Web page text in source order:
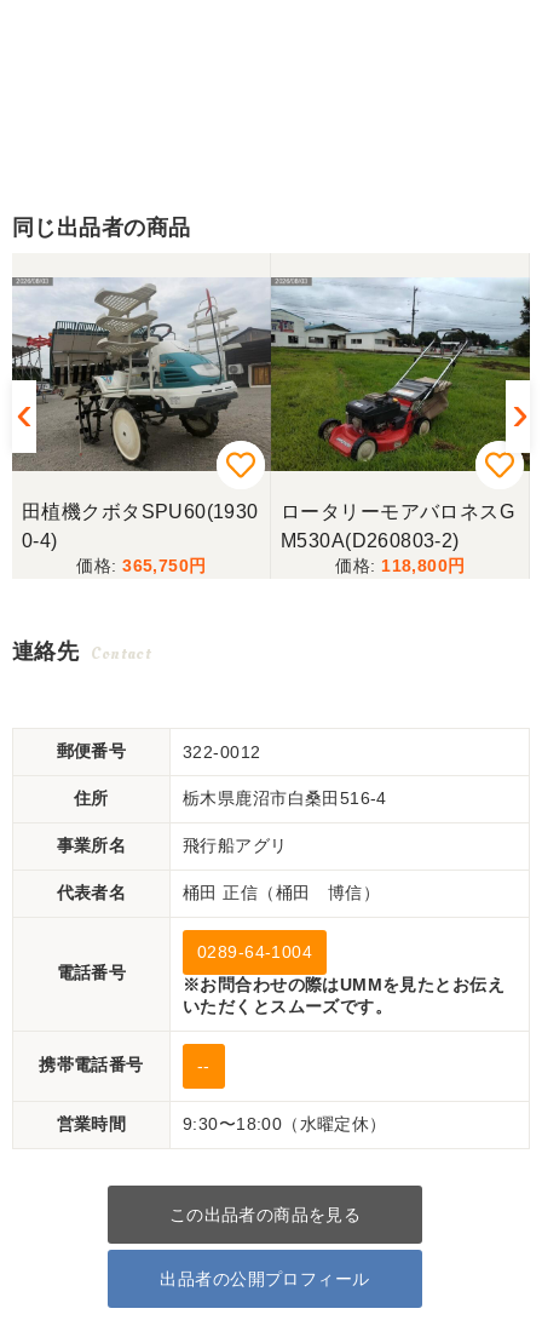
同じ出品者の商品
田植機クボタSPU60(1930
0-4)
365,750
ロータリーモアバロネスG
M530A(D260803-2)
118,800
連絡先 Contact
郵便番号 322-0012
住所 栃木県鹿沼市白桑田516-4
事業所名 飛行船アグリ
代表者名 桶田 正信（桶田 博信）
電話番号
0289-64-1004
※お問合わせの際はUMMを見たとお伝え
いただくとスムーズです。
携帯電話番号 --
営業時間 9:30〜18:00（水曜定休）
この出品者の商品を見る
出品者の公開プロフィール